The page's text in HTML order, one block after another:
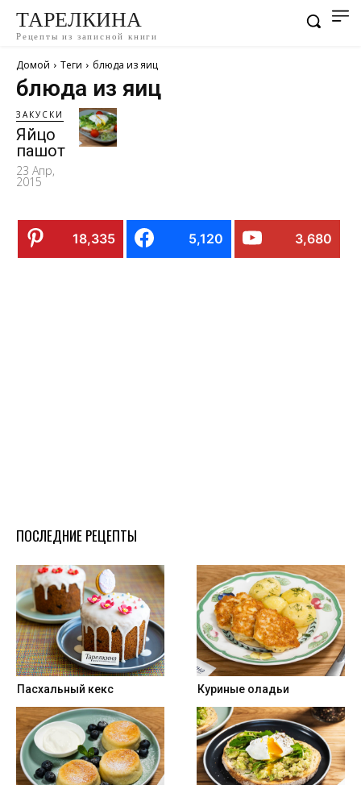
ТАРЕЛКИНА
Рецепты из записной книги
Домой Теги блюда из яиц
блюда из яиц
ЗАКУСКИ
Яйцо
пашот
23 Апр,
2015
18,335 5,120 3,680
ПОСЛЕДНИЕ РЕЦЕПТЫ
Пасхальный кекс Куриные оладьи